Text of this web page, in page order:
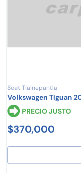
Seat Tlalnepantla
Volkswagen Tiguan
PRECIO JUSTO
$370,000